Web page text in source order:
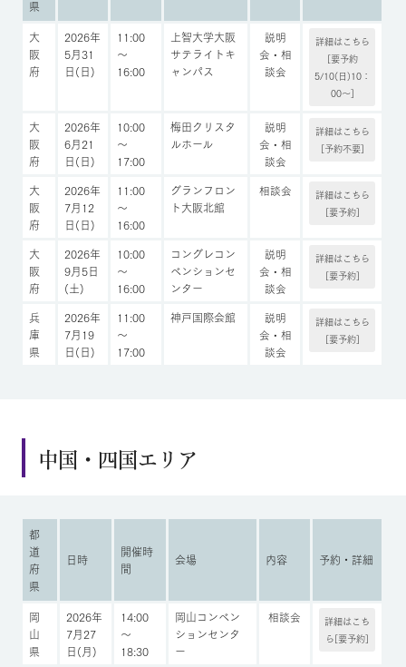
県
大
阪
府
2026年
5月31
日(日)
11:00
～
16:00
上智大学大阪
サテライトキ
ャンパス
説明
会・相
談会
詳細はこちら
[要予約
5/10(日)10：
00～]
大
阪
府
2026年
6月21
日(日)
10:00
～
17:00
梅田クリスタ
ルホール
説明
会・相
談会
詳細はこちら
[予約不要]
大
阪
府
2026年
7月12
日(日)
11:00
～
16:00
グランフロン
ト大阪北館
相談会
詳細はこちら
[要予約]
大
阪
府
2026年
9月5日
(土)
10:00
～
16:00
コングレコン
ベンションセ
ンター
説明
会・相
談会
詳細はこちら
[要予約]
兵
庫
県
2026年
7月19
日(日)
11:00
～
17:00
神戸国際会館
説明
会・相
談会
詳細はこちら
[要予約]
中国・四国エリア
都
道
府
県
日時
開催時
間
会場 内容 予約・詳細
岡
山
県
2026年
7月27
日(月)
14:00
～
18:30
岡山コンベン
ションセンタ
ー
相談会
詳細はこち
ら[要予約]